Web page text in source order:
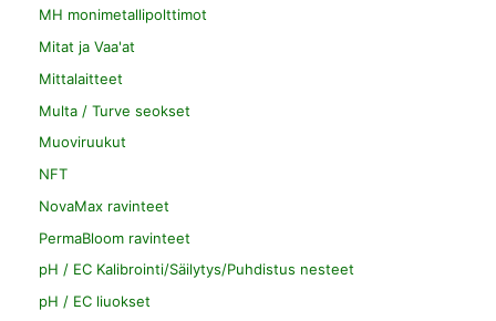
MH monimetallipolttimot
Mitat ja Vaa'at
Mittalaitteet
Multa / Turve seokset
Muoviruukut
NFT
NovaMax ravinteet
PermaBloom ravinteet
pH / EC Kalibrointi/Säilytys/Puhdistus nesteet
pH / EC liuokset